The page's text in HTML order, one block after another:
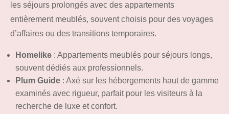
les séjours prolongés avec des appartements
entièrement meublés, souvent choisis pour des voyages
d’affaires ou des transitions temporaires.
Homelike : Appartements meublés pour séjours longs,
souvent dédiés aux professionnels.
Plum Guide : Axé sur les hébergements haut de gamme
examinés avec rigueur, parfait pour les visiteurs à la
recherche de luxe et confort.